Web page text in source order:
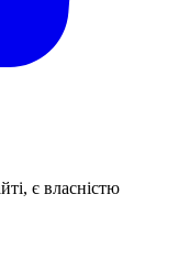
є власністю